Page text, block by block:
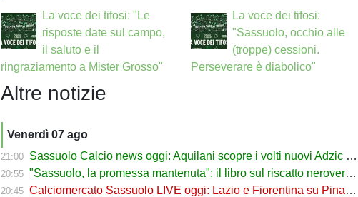
La voce dei tifosi: "Le
risposte date sul campo,
il saluto e il
ringraziamento a Mister Grosso"
La voce dei tifosi:
"Sassuolo, occhio alle
(troppe) cessioni.
Perseverare è diabolico"
Altre notizie
Venerdì 07 ago
21:00 Sassuolo Calcio news oggi: Aquilani scopre i volti nuovi Adzic e Bowie
20:55 "Sassuolo, la promessa mantenuta": il libro sul riscatto neroverde su Amazon e in libreria
20:45 Calciomercato Sassuolo LIVE oggi: Lazio e Fiorentina su Pinamonti, rispunta Zappa